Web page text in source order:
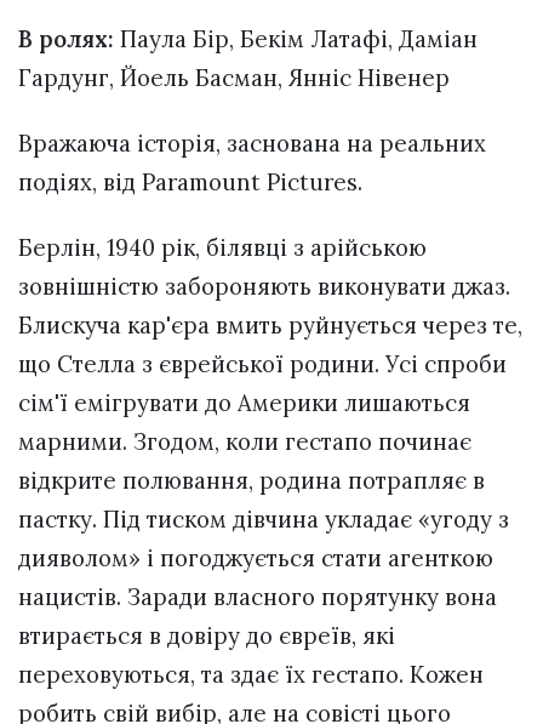
В ролях: Паула Бір, Бекім Латафі, Даміан
Гардунг, Йоель Басман, Янніс Нівенер
Вражаюча історія, заснована на реальних
подіях, від Paramount Pictures.
Берлін, 1940 рік, білявці з арійською
зовнішністю забороняють виконувати джаз.
Блискуча кар'єра вмить руйнується через те,
що Стелла з єврейської родини. Усі спроби
сім'ї емігрувати до Америки лишаються
марними. Згодом, коли гестапо починає
відкрите полювання, родина потрапляє в
пастку. Під тиском дівчина укладає «угоду з
дияволом» і погоджується стати агенткою
нацистів. Заради власного порятунку вона
втирається в довіру до євреїв, які
переховуються, та здає їх гестапо. Кожен
робить свій вибір, але на совісті цього